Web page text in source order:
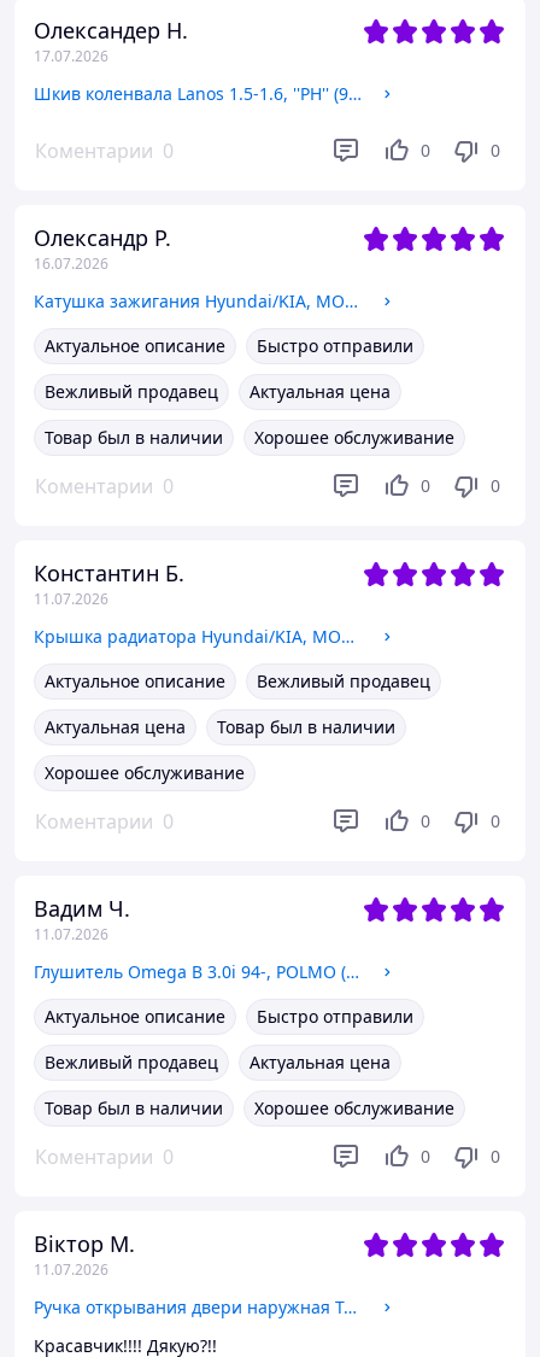
Олександер Н.
17.07.2026
Шкив коленвала Lanos 1.5-1.6, ''PH'' (96351111) (1341BAJDA0)
Коментарии 0 0 0
Олександр Р.
16.07.2026
Катушка зажигания Hyundai/KIA, MOBIS (273002E601) (27300-2E601)
Актуальное описание
Быстро отправили
Вежливый продавец
Актуальная цена
Товар был в наличии
Хорошее обслуживание
Коментарии 0 0 0
Константин Б.
11.07.2026
Крышка радиатора Hyundai/KIA, MOBIS (2533017000) (25330-17000)
Актуальное описание
Вежливый продавец
Актуальная цена
Товар был в наличии
Хорошее обслуживание
Коментарии 0 0 0
Вадим Ч.
11.07.2026
Глушитель Omega B 3.0i 94-, POLMO (17.238) седан (5852841)
Актуальное описание
Быстро отправили
Вежливый продавец
Актуальная цена
Товар был в наличии
Хорошее обслуживание
Коментарии 0 0 0
Віктор М.
11.07.2026
Ручка открывания двери наружная Таврия правая (1102-6105150) (UA1102-6105150)
Красавчик!!!! Дякую?!!